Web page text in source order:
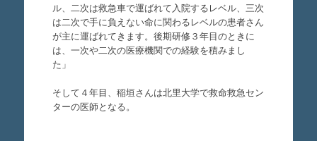
ル、二次は救急車で運ばれて入院するレベル、三次
は二次で手に負えない命に関わるレベルの患者さん
が主に運ばれてきます。後期研修３年目のときに
は、一次や二次の医療機関での経験を積みまし
た」
そして４年目、稲垣さんは北里大学で救命救急セン
ターの医師となる。